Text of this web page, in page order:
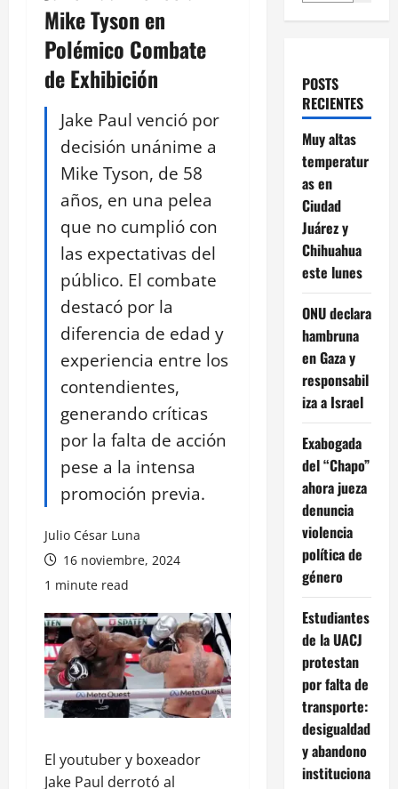
Mike Tyson en
Polémico Combate
de Exhibición
Jake Paul venció por
decisión unánime a
Mike Tyson, de 58
años, en una pelea
que no cumplió con
las expectativas del
público. El combate
destacó por la
diferencia de edad y
experiencia entre los
contendientes,
generando críticas
por la falta de acción
pese a la intensa
promoción previa.
Julio César Luna
16 noviembre, 2024
1 minute read
El youtuber y boxeador
Jake Paul derrotó al
POSTS
RECIENTES
Muy altas
temperatur
as en
Ciudad
Juárez y
Chihuahua
este lunes
ONU declara
hambruna
en Gaza y
responsabil
iza a Israel
Exabogada
del “Chapo”
ahora jueza
denuncia
violencia
política de
género
Estudiantes
de la UACJ
protestan
por falta de
transporte:
desigualdad
y abandono
instituciona